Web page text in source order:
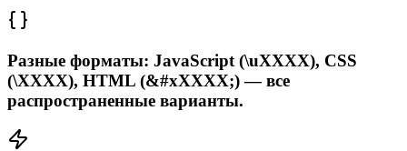
Разные форматы: JavaScript (\uXXXX), CSS
(\XXXX), HTML (&#xXXXX;) — все
распространенные варианты.